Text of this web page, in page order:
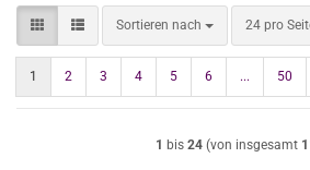
Sortieren nach
Sortieren nach 24 pro
pro Seite
1 2 3 4 5 6 ... 50
1 bis 24(von insgesamt